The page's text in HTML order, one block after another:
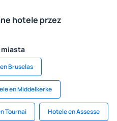
hotele przez
miasta
Bruselas
en Middelkerke
Tournai Hotele en Assesse